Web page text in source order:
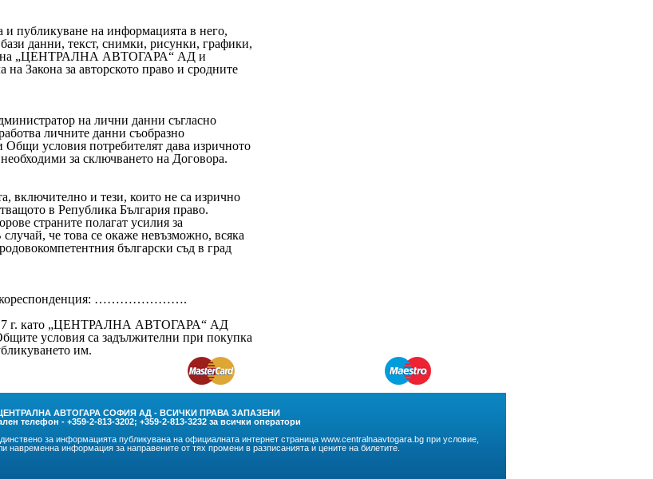
и публикуване на информацията в него,
данни, текст, снимки, рисунки, графики,
на „ЦЕНТРАЛНА АВТОГАРА“ АД и
на Закона за авторското право и сродните
на лични данни съгласно
личните данни съобразно
Общи условия потребителят дава изричното
за сключването на Договора.
включително и тези, които не са изрично
в Република България право.
страните полагат усилия за
че това се окаже невъзможно, всяка
български съд в град
за кореспонденция: ………………….
г. като „ЦЕНТРАЛНА АВТОГАРА“ АД
условия са задължителни при покупка
им.
АВТОГАРА СОФИЯ АД - ВСИЧКИ ПРАВА ЗАПАЗЕНИ
телефон - +359-2-813-3202; +359-2-813-3232 за всички оператори
за информацията публикувана на официалната интернет страница www.centralnaavtogara.bg при условие,
навременна информация за направените от тях промени в разписанията и цените на билетите.